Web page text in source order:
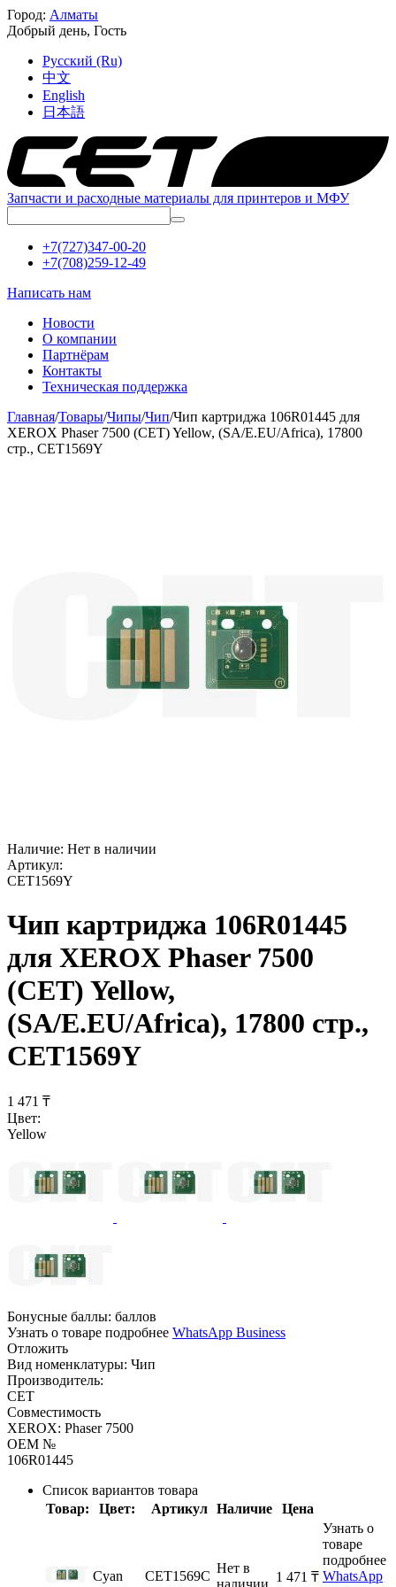
Город: Алматы
Добрый день, Гость
Русский (Ru)
中文
English
日本語
Запчасти и расходные материалы для принтеров и МФУ
+7(727)347-00-20
+7(708)259-12-49
Написать нам
Новости
О компании
Партнёрам
Контакты
Техническая поддержка
Главная/Товары/Чипы/Чип/Чип картриджа 106R01445 для
XEROX Phaser 7500 (CET) Yellow, (SA/E.EU/Africa), 17800
стр., CET1569Y
Наличие: Нет в наличии
Артикул:
CET1569Y
Чип картриджа 106R01445
для XEROX Phaser 7500
(CET) Yellow,
(SA/E.EU/Africa), 17800 стр.,
CET1569Y
1 471 ₸
Цвет:
Yellow
Бонусные баллы: баллов
Узнать о товаре подробнее WhatsApp Business
Отложить
Вид номенклатуры: Чип
Производитель:
CET
Совместимость
XEROX: Phaser 7500
OEM №
106R01445
Список вариантов товара
Товар:
Цвет: Артикул Наличие Цена
Cyan CET1569C
Нет в
1 471 ₸
Узнать о
товаре
подробнее
WhatsApp